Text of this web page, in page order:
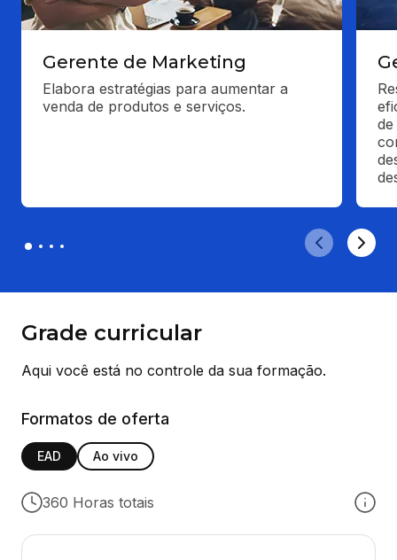
Gerente de Marketing
Elabora estratégias para aumentar a
venda de produtos e serviços.
Grade curricular
Aqui você está no controle da sua formação.
Formatos de oferta
EAD Ao vivo
360 Horas totais